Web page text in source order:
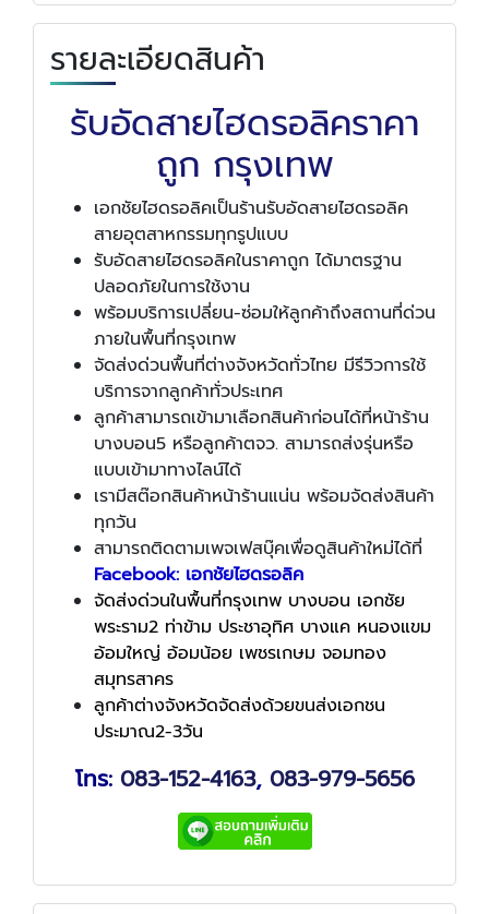
รายละเอียดสินค้า
รับอัดสายไฮดรอลิคราคา
ถูก กรุงเทพ
เอกชัยไฮดรอลิคเป็นร้านรับอัดสายไฮดรอลิค
สายอุตสาหกรรมทุกรูปแบบ
รับอัดสายไฮดรอลิคในราคาถูก ได้มาตรฐาน
ปลอดภัยในการใช้งาน
พร้อมบริการเปลี่ยน-ซ่อมให้ลูกค้าถึงสถานที่ด่วน
ภายในพื้นที่กรุงเทพ
จัดส่งด่วนพื้นที่ต่างจังหวัดทั่วไทย มีรีวิวการใช้
บริการจากลูกค้าทั่วประเทศ
ลูกค้าสามารถเข้ามาเลือกสินค้าก่อนได้ที่หน้าร้าน
บางบอน5 หรือลูกค้าตจว. สามารถส่งรุ่นหรือ
แบบเข้ามาทางไลน์ได้
เรามีสต๊อกสินค้าหน้าร้านแน่น พร้อมจัดส่งสินค้า
ทุกวัน
สามารถติดตามเพจเฟสบุ๊คเพื่อดูสินค้าใหม่ได้ที่
Facebook: เอกชัยไฮดรอลิค
จัดส่งด่วนในพื้นที่กรุงเทพ บางบอน เอกชัย
พระราม2 ท่าข้าม ประชาอุทิศ บางแค หนองแขม
อ้อมใหญ่ อ้อมน้อย เพชรเกษม จอมทอง
สมุทรสาคร
ลูกค้าต่างจังหวัดจัดส่งด้วยขนส่งเอกชน
ประมาณ2-3วัน
โทร: 083-152-4163, 083-979-5656